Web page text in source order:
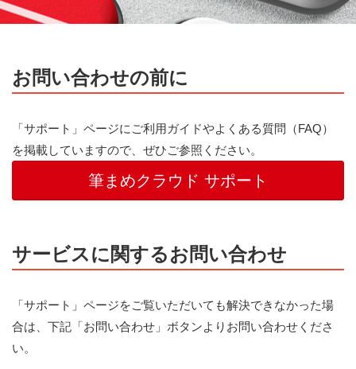
お問い合わせの前に
「サポート」ページにご利用ガイドやよくある質問（FAQ）
を掲載していますので、ぜひご参照ください。
筆まめクラウド サポート
サービスに関するお問い合わせ
「サポート」ページをご覧いただいても解決できなかった場
合は、下記「お問い合わせ」ボタンよりお問い合わせくださ
い。